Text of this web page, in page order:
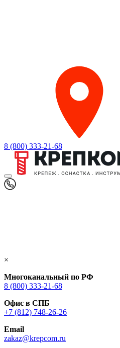
8 (800) 333-21-68
×
Многоканальный по РФ
8 (800) 333‑21-68
Офис в СПБ
+7 (812) 748‑26-26
Email
zakaz@krepcom.ru